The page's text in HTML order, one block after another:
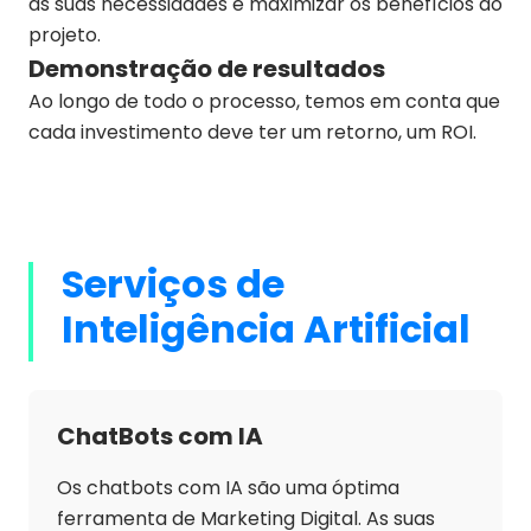
projeto.
Demonstração de resultados
Ao longo de todo o processo, temos em conta que
cada investimento deve ter um retorno, um ROI.
Serviços de
Inteligência Artificial
ChatBots com IA
Os chatbots com IA são uma óptima
ferramenta de Marketing Digital. As suas